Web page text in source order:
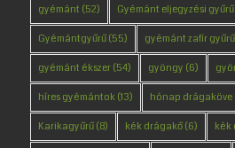
gyémánt (52) Gyémánt eljegyzési gyűrű
Gyémántgyűrű(55) gyémánt zafír gyűrű
gyémánt ékszer(54) gyöngy (6)
híres gyémántok(13) hónap drágaköve
Karikagyűrű(8) kék drágakő(6) kék